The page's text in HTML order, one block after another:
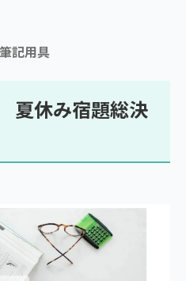
記用具
夏休み宿題総決